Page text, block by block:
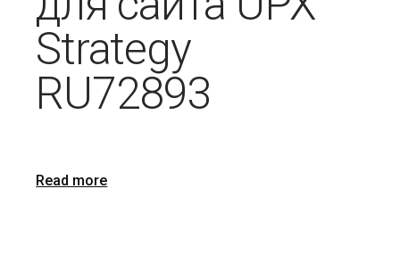
Strategy
RU72893
Read more